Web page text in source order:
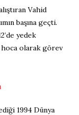
Vahid
başına geçti.
yedek
hoca olarak görev
1994 Dünya